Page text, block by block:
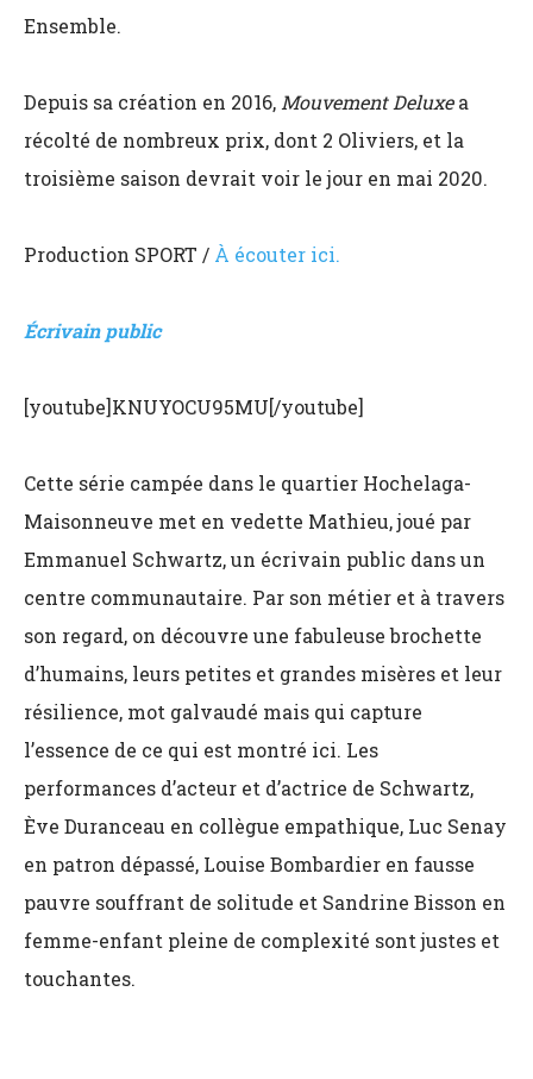
Ensemble.
Depuis sa création en 2016,Mouvement Deluxea
récolté de nombreux prix, dont 2 Oliviers, et la
troisième saison devrait voir le jour en mai 2020.
Production SPORT / À écouter ici.
Écrivain public
[youtube]KNUYOCU95MU[/youtube]
Cette série campée dans le quartier Hochelaga-
Maisonneuve met en vedette Mathieu, joué par
Emmanuel Schwartz, un écrivain public dans un
centre communautaire. Par son métier et à travers
son regard, on découvre une fabuleuse brochette
d’humains, leurs petites et grandes misères et leur
résilience, mot galvaudé mais qui capture
l’essence de ce qui est montré ici. Les
performances d’acteur et d’actrice de Schwartz,
Ève Duranceau en collègue empathique, Luc Senay
en patron dépassé, Louise Bombardier en fausse
pauvre souffrant de solitude et Sandrine Bisson en
femme-enfant pleine de complexité sont justes et
touchantes.